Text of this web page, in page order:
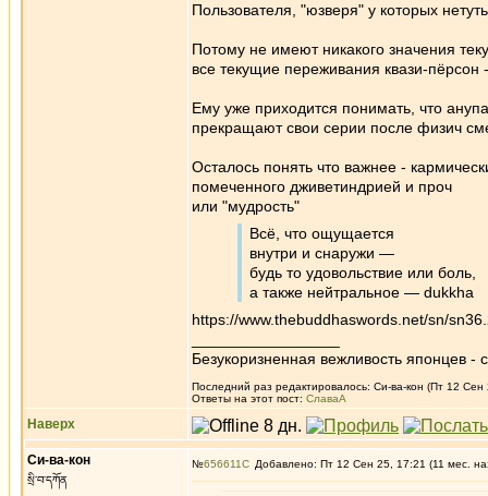
Пользователя, "юзверя" у которых
Потому не имеют никакого значения
все текущие переживания квази-пёрсон
Ему уже приходится понимать, что
прекращают свои серии после физич
Осталось понять что важнее -
помеченного дживетиндрией и проч
или "мудрость"
Всё, что ощущается
внутри и снаружи —
будь то удовольствие или боль,
а также нейтральное — dukkha
https://www.thebuddhaswords.net/sn/
Безукоризненная вежливость японцев -
Последний раз редактировалось: Си-ва-кон (Пт 12 Сен
Ответы на этот пост: СлаваА
Наверх
Си-ва-кон
སྲི་བ་དཀོན
№656611 Добавлено: Пт 12 Сен 25, 17:21 (11 мес.